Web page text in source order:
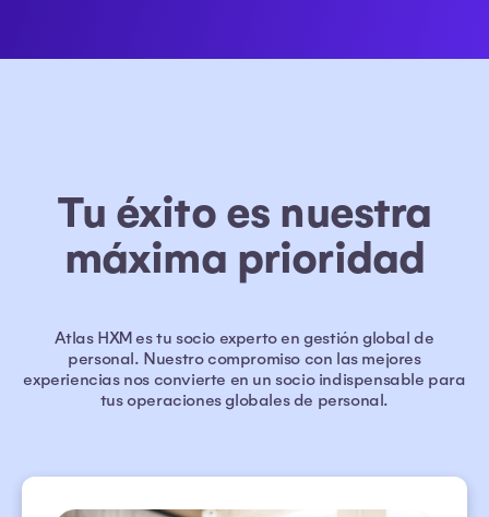
Tu éxito es nuestra
máxima prioridad
Atlas HXM es tu socio experto en gestión global de
personal. Nuestro compromiso con las mejores
experiencias nos convierte en un socio indispensable para
tus operaciones globales de personal.